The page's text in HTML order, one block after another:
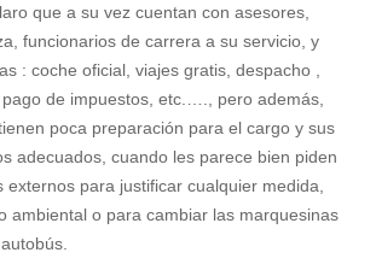
que a su vez cuentan con asesores,
funcionarios de carrera a su servicio, y
: coche oficial, viajes gratis, despacho ,
de impuestos, etc.…., pero además,
poca preparación para el cargo y sus
adecuados, cuando les parece bien piden
para justificar cualquier medida,
ambiental o para cambiar las marquesinas